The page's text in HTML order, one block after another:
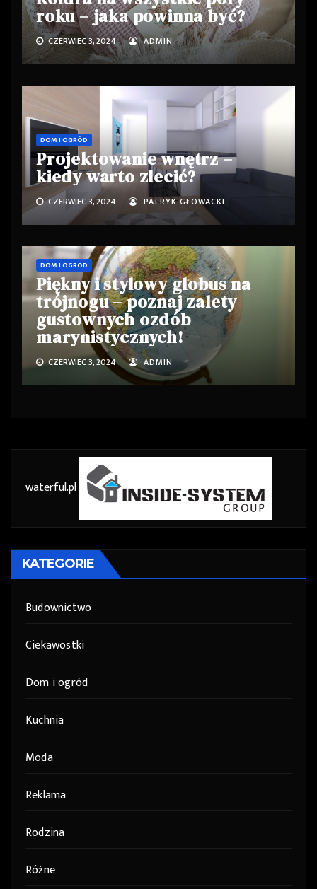
roku – jaka powinna być?
CZERWIEC 3, 2024 ADMIN
DOM I OGRÓD
Projektowanie wnętrz –
kiedy warto zlecić?
CZERWIEC 3, 2024 PATRYK GŁOWACKI
DOM I OGRÓD
Piękny i stylowy globus na
trójnogu – poznaj zalety
gustownych ozdób
marynistycznych!
CZERWIEC 3, 2024 ADMIN
waterful.pl
KATEGORIE
Budownictwo
Ciekawostki
Dom i ogród
Kuchnia
Moda
Reklama
Rodzina
Różne